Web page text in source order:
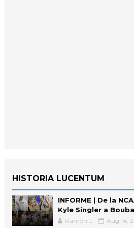
HISTORIA LUCENTUM
INFORME | De la
Kyle Singler a
Ramón J. Aug 14,